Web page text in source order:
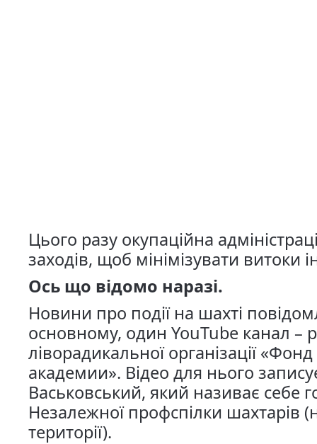
Цього разу окупаційна
заходів, щоб мінімізувати витоки
Ось що відомо наразі.
Новини про події на шахті
основному, один YouTube канал –
ліворадикальної організації
академии». Відео для нього
Васьковський, який називає себе
Незалежної профспілки шахтарів
території).